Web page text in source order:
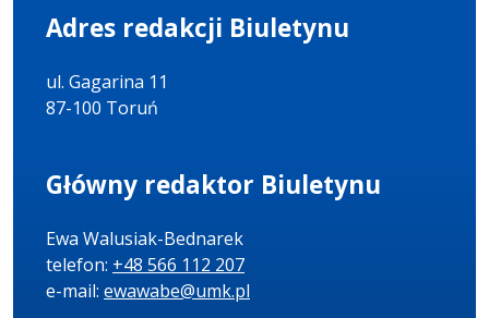
Adres redakcji Biuletynu
ul. Gagarina 11
87-100 Toruń
Główny redaktor Biuletynu
Ewa Walusiak-Bednarek
telefon: +48 566 112 207
e-mail: ewawabe@umk.pl